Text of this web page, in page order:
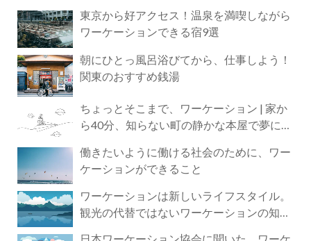
東京から好アクセス！温泉を満喫しながら
ワーケーションできる宿9選
朝にひとっ風呂浴びてから、仕事しよう！
関東のおすすめ銭湯
ちょっとそこまで、ワーケーション | 家か
ら40分、知らない町の静かな本屋で夢に近
働きたいように働ける社会のために、ワー
ケーションができること
ワーケーションは新しいライフスタイル。
観光の代替ではないワーケーションの知ら